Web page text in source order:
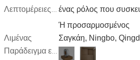
Λεπτομέρειες συσκευασίας
Ή προσαρμοσμένος
Λιμένας
Σαγκάη, Ningbo,
Παράδειγμα εικόνων: